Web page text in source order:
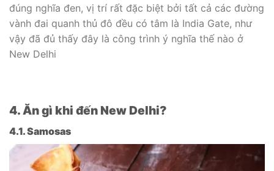
đúng nghĩa đen, vị trí rất đặc biệt bởi tất cả các đường
vành đai quanh thủ đô đều có tâm là India Gate, như
vậy đã đủ thấy đây là công trình ý nghĩa thế nào ở
New Delhi
4. Ăn gì khi đến New Delhi?
4.1. Samosas